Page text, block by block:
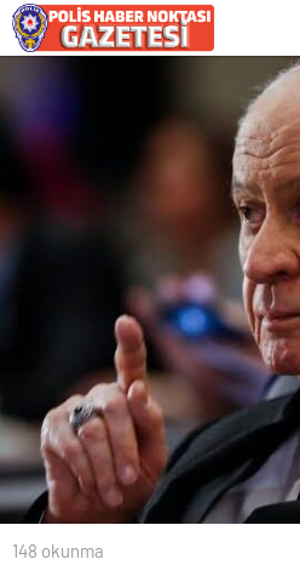
KAÇINILMAZ OLUR”
148 okunma